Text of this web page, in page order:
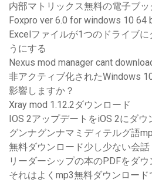
内部マトリックス無料の電子ブ
Foxpro ver 6.0 for windows 10 64
Excelファイルが1つのドライブ
うにする
Nexus mod manager cant
非アクティブ化されたWindows
影響しますか？
Xray mod 1.12.2ダウンロード
IOS 2アップデートをiOS 2にダウ
グンナグンナマミディテルグ語
無料ダウンロード少し少ない会話
リーダーシップの本のPDFをダウ
それはよくmp3無料ダウンロード